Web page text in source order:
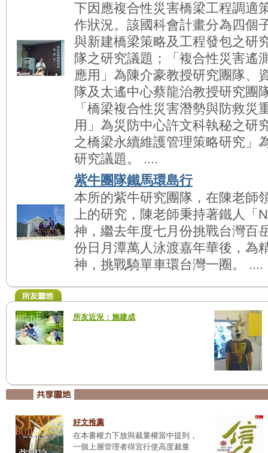
下因應複合性災害橋梁工程調適
作狀況。該國科會計畫分為四個
與新建橋梁策略及工程發包之研
隊之研究議題；「複合性災害遙
應用」為陳介豪教授研究團隊、
隊及太遙中心蔡龍治教授研究團
「橋梁複合性災害潛勢與防救災
用」為災防中心許文科執秘之研
之橋梁永續維護管理策略研究」
研究議題。 ....
紫牛團隊鐵馬環島行
本所的紫牛研究團隊，在陳老師
上的研究，陳老師秉持著鐵人「
神，繼去年度七月份挑戰台灣百
份日月潭萬人泳渡嘉年華後，為
神，挑戰騎單車環台灣一圈。 ....
所友近況：施建成
好文推薦
在本書權力下放與裁量權當中提到，
一個上層管理者得宜行使高度裁量